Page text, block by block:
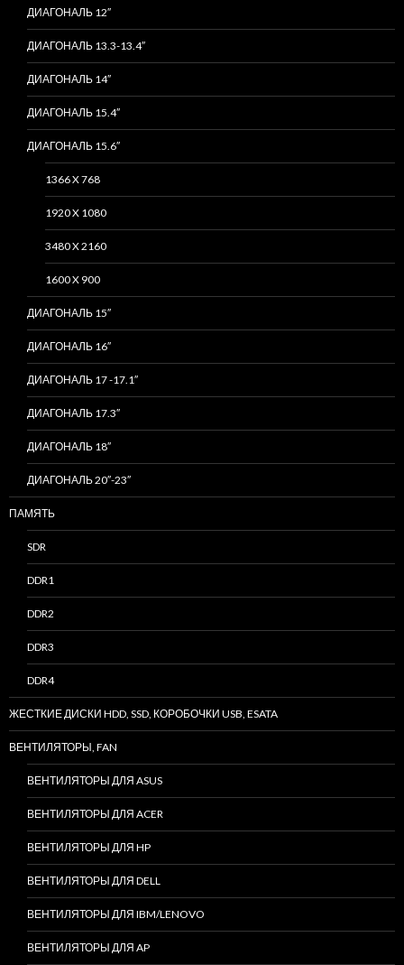
ДИАГОНАЛЬ 12″
ДИАГОНАЛЬ 13.3-13.4″
ДИАГОНАЛЬ 14″
ДИАГОНАЛЬ 15.4″
ДИАГОНАЛЬ 15.6″
1366 X 768
1920 X 1080
3480 X 2160
1600 X 900
ДИАГОНАЛЬ 15″
ДИАГОНАЛЬ 16″
ДИАГОНАЛЬ 17 -17.1″
ДИАГОНАЛЬ 17.3″
ДИАГОНАЛЬ 18″
ДИАГОНАЛЬ 20″-23″
ПАМЯТЬ
SDR
DDR1
DDR2
DDR3
DDR4
ЖЕСТКИЕ ДИСКИ HDD, SSD, КОРОБОЧКИ USB, ESATA
ВЕНТИЛЯТОРЫ, FAN
ВЕНТИЛЯТОРЫ ДЛЯ ASUS
ВЕНТИЛЯТОРЫ ДЛЯ ACER
ВЕНТИЛЯТОРЫ ДЛЯ HP
ВЕНТИЛЯТОРЫ ДЛЯ DELL
ВЕНТИЛЯТОРЫ ДЛЯ IBM/LENOVO
ВЕНТИЛЯТОРЫ ДЛЯ AP